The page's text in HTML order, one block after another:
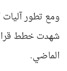
ومع تطور
شهدت خطط
الماضي.